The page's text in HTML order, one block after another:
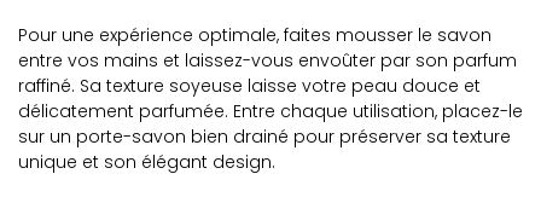
Pour une expérience optimale, faites mousser le savon
entre vos mains et laissez-vous envoûter par son parfum
raffiné. Sa texture soyeuse laisse votre peau douce et
délicatement parfumée. Entre chaque utilisation, placez-le
sur un porte-savon bien drainé pour préserver sa texture
unique et son élégant design.